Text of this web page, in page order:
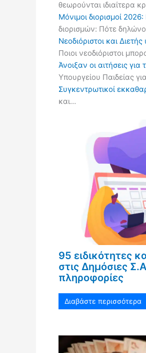
θεωρούνται ιδιαίτερα
Μόνιμοι διορισμοί
διορισμών: Πότε
Νεοδιόριστοι και
Ποιοι νεοδιόριστοι
Άνοιξαν οι αιτήσεις
Υπουργείου Παιδείας
Συγκεντρωτικοί
και…
95 ειδικότητες
στις Δημόσιες
πληροφορίες
Διαβάστε περισσότερα